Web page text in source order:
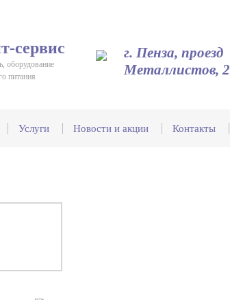
сервис
оборудование
питания
г. Пенза, проезд
Металлистов, 2
Услуги Новости и акции Контакты